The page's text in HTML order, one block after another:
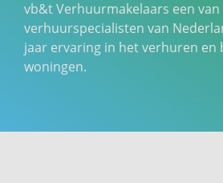
vb&t Verhuurmakelaars een
verhuurspecialisten van
jaar ervaring in het verhuren en
woningen.